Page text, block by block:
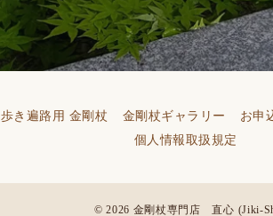
歩き遍路用 金剛杖 金剛杖ギャラリー お申
個人情報取扱規定
© 2026 金剛杖専門店 直心 (Jiki-